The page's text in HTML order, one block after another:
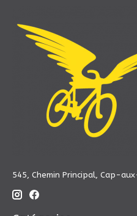
545, Chemin Principal, Cap-